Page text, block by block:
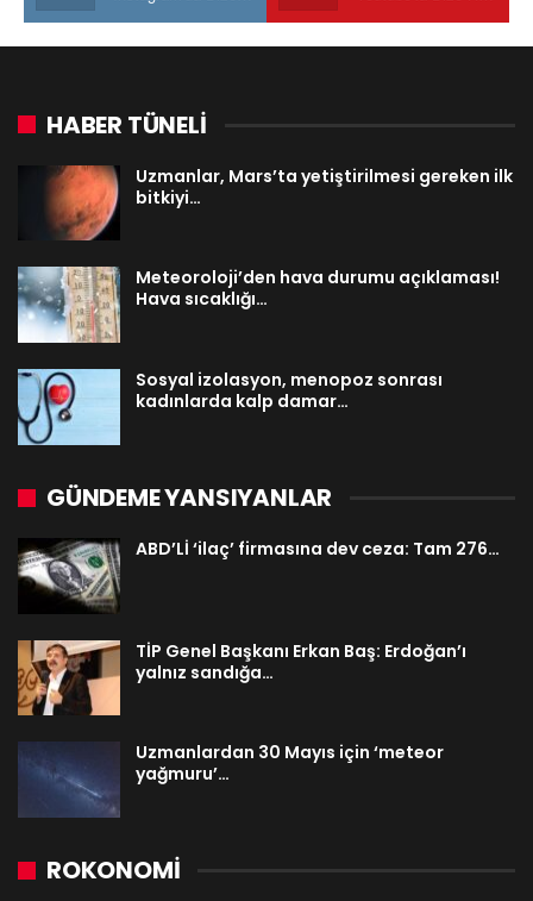
HABER TÜNELİ
Uzmanlar, Mars’ta yetiştirilmesi gereken ilk
bitkiyi…
Meteoroloji’den hava durumu açıklaması!
Hava sıcaklığı…
Sosyal izolasyon, menopoz sonrası
kadınlarda kalp damar…
GÜNDEME YANSIYANLAR
ABD’Lİ ‘ilaç’ firmasına dev ceza: Tam 276…
TİP Genel Başkanı Erkan Baş: Erdoğan’ı
yalnız sandığa…
Uzmanlardan 30 Mayıs için ‘meteor
yağmuru’…
ROKONOMİ